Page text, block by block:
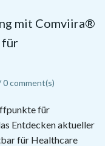
mit Comviira®
für
0comment(s)
für
Entdecken aktueller
für Healthcare